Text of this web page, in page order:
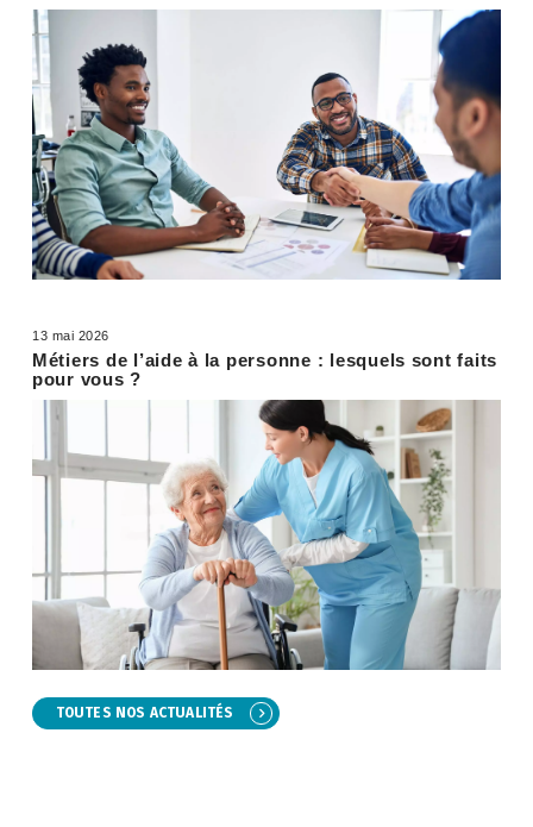
13 mai 2026
Métiers de l’aide à la personne : lesquels sont faits
pour vous ?
TOUTES NOS ACTUALITÉS